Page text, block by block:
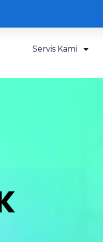
Servis Kami